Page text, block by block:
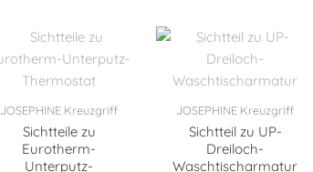
JOSEPHINE Kreuzgriff
Sichtteile zu
Eurotherm-
Unterputz-
JOSEPHINE Kreuzgriff
Sichtteil zu UP-
Dreiloch-
Waschtischarmatur